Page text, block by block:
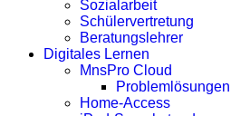
Sozialarbeit
Schülervertretung
Beratungslehrer
Digitales Lernen
MnsPro Cloud
Problemlösungen
Home-Access